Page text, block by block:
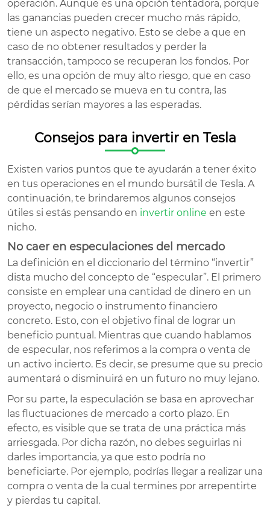
operación. Aunque es una opción tentadora, porque
las ganancias pueden crecer mucho más rápido,
tiene un aspecto negativo. Esto se debe a que en
caso de no obtener resultados y perder la
transacción, tampoco se recuperan los fondos. Por
ello, es una opción de muy alto riesgo, que en caso
de que el mercado se mueva en tu contra, las
pérdidas serían mayores a las esperadas.
Consejos para invertir en Tesla
Existen varios puntos que te ayudarán a tener éxito
en tus operaciones en el mundo bursátil de Tesla. A
continuación, te brindaremos algunos consejos
útiles si estás pensando en invertir online en este
nicho.
No caer en especulaciones del mercado
La definición en el diccionario del término “invertir”
dista mucho del concepto de “especular”. El primero
consiste en emplear una cantidad de dinero en un
proyecto, negocio o instrumento financiero
concreto. Esto, con el objetivo final de lograr un
beneficio puntual. Mientras que cuando hablamos
de especular, nos referimos a la compra o venta de
un activo incierto. Es decir, se presume que su precio
aumentará o disminuirá en un futuro no muy lejano.
Por su parte, la especulación se basa en aprovechar
las fluctuaciones de mercado a corto plazo. En
efecto, es visible que se trata de una práctica más
arriesgada. Por dicha razón, no debes seguirlas ni
darles importancia, ya que esto podría no
beneficiarte. Por ejemplo, podrías llegar a realizar una
compra o venta de la cual termines por arrepentirte
y pierdas tu capital.